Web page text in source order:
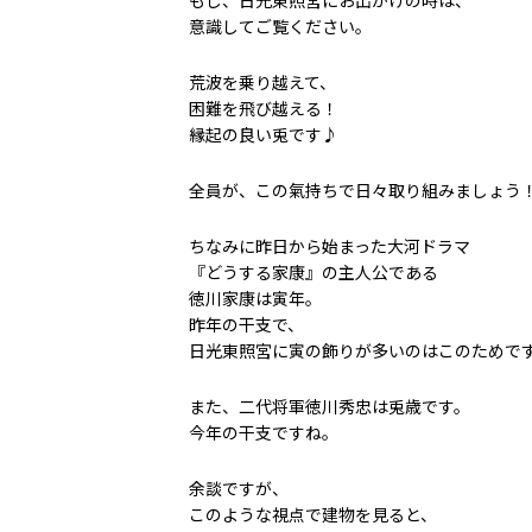
意識してご覧ください。
荒波を乗り越えて、
困難を飛び越える！
縁起の良い兎です♪
全員が、この氣持ちで日々取り組みましょう
ちなみに昨日から始まった大河ドラマ
『どうする家康』の主人公である
徳川家康は寅年。
昨年の干支で、
日光東照宮に寅の飾りが多いのはこのためで
また、二代将軍徳川秀忠は兎歳です。
今年の干支ですね。
余談ですが、
このような視点で建物を見ると、